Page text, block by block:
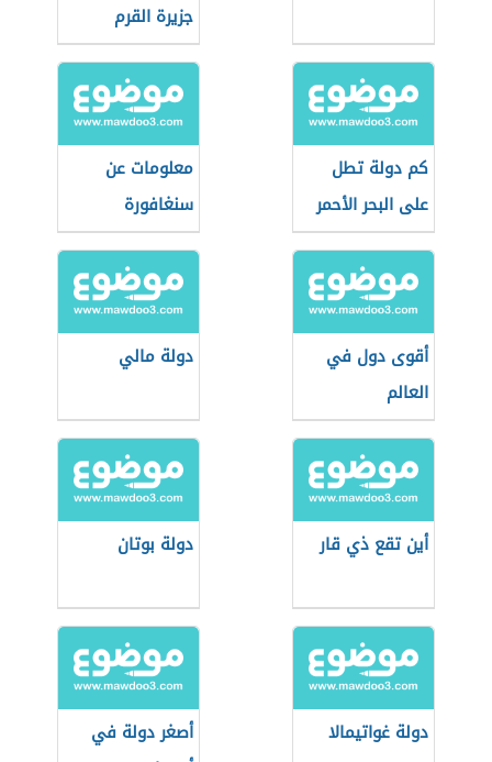
جزيرة القرم
كم دولة تطل
على البحر الأحمر
معلومات عن
سنغافورة
أقوى دول في
العالم
دولة مالي
أين تقع ذي قار دولة بوتان
دولة غواتيمالا
أصغر دولة في